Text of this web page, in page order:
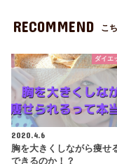
RECOMMEND こ
ダイエ
2020.4.6
胸を大きくしながら痩せ
できるのか！？